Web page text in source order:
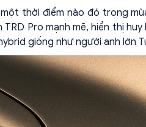
thời điểm nào đó trong
TRD Pro mạnh mẽ, hiển thị
giống như người anh lớn